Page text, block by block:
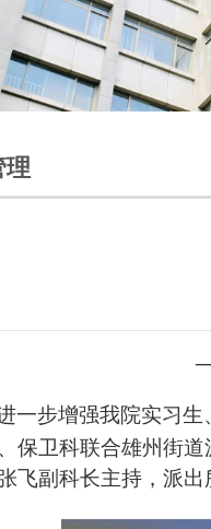
理
一步增强我院实习生
保卫科联合雄州街道
飞副科长主持，派出